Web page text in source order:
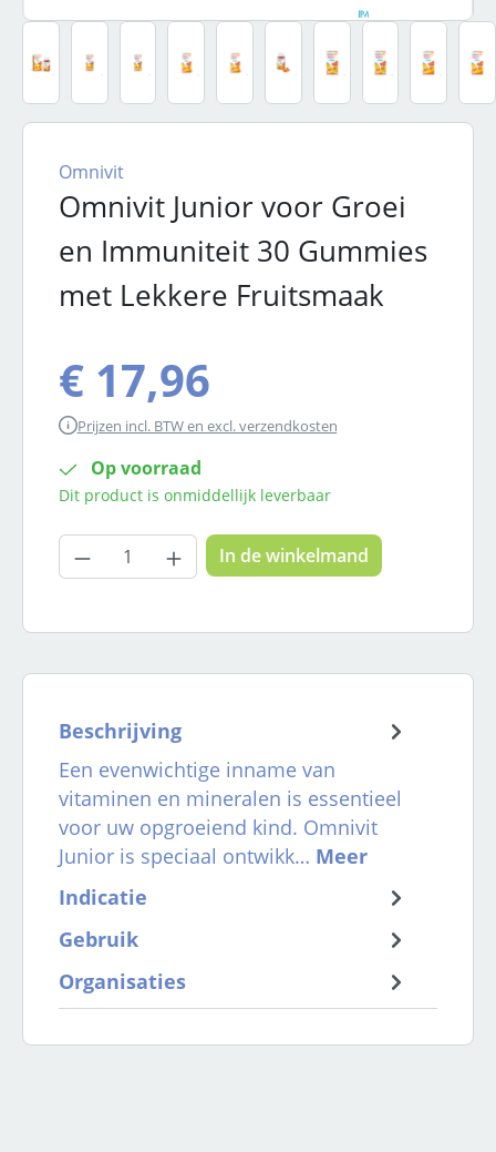
Omnivit Junior voor Groei
en Immuniteit 30 Gummies
met Lekkere Fruitsmaak
Omnivit
€ 17,96
Prijzen incl. BTW en excl. verzendkosten
Op voorraad
Dit product is onmiddellijk leverbaar
Producthoeveelheid: Voer de
In de winkelmand
Beschrijving
Een evenwichtige inname van
vitaminen en mineralen is essentieel
voor uw opgroeiend kind. Omnivit
Junior is speciaal ontwikk… Meer
Indicatie
Gebruik
Organisaties